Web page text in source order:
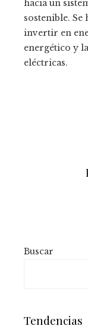
hacia un
sostenible. Se
invertir en
energético y
eléctricas.
Buscar
Tendencias